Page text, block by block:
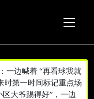
一边喊着 “再看球我就
时第一时间标记重点场
大爷踢得好”，一边